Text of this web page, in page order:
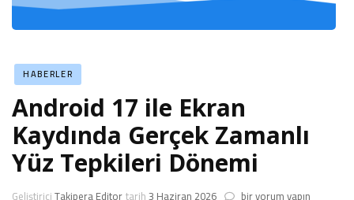
HABERLER
Android 17 ile Ekran
Kaydında Gerçek Zamanlı
Yüz Tepkileri Dönemi
Android